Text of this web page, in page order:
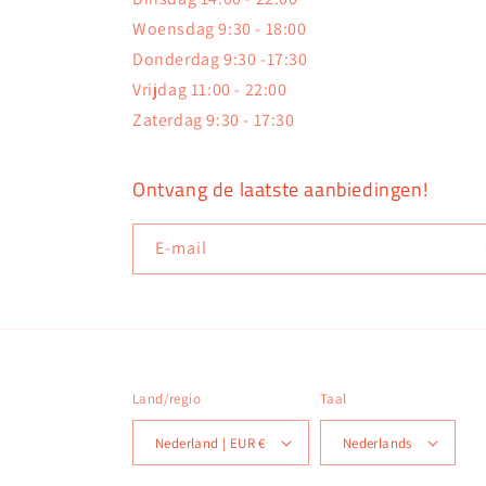
Woensdag 9:30 - 18:00
Donderdag 9:30 -17:30
Vrijdag 11:00 - 22:00
Zaterdag 9:30 - 17:30
Ontvang de laatste aanbiedingen!
E‑mail
Land/regio
Nederland | EUR €
Taal
Nederlands